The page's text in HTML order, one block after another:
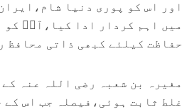
اور اس کو پوری دنیا
میں اہم کردار ادا کیا،آپؓ کو
حفاظت کیلئے کبھی ذاتی محافظ
مغیرہ بن شعبہ رضی اللہ عنہ کے
غلط ثابت ہوئی،فیصلہ جب اس کے